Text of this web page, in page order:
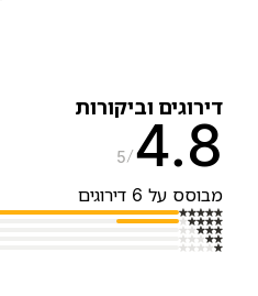
וביקורות
5
על 6 דירוגים